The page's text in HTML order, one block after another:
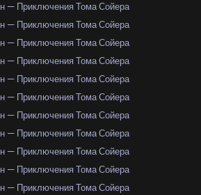
— Приключения Тома Сойера
— Приключения Тома Сойера
— Приключения Тома Сойера
— Приключения Тома Сойера
— Приключения Тома Сойера
— Приключения Тома Сойера
— Приключения Тома Сойера
— Приключения Тома Сойера
— Приключения Тома Сойера
— Приключения Тома Сойера
— Приключения Тома Сойера